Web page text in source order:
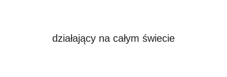
działający na całym świecie